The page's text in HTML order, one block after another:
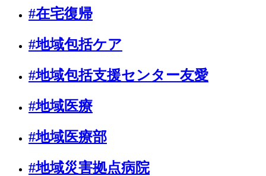
#在宅復帰
#地域包括ケア
#地域包括支援センター友愛
#地域医療
#地域医療部
#地域災害拠点病院